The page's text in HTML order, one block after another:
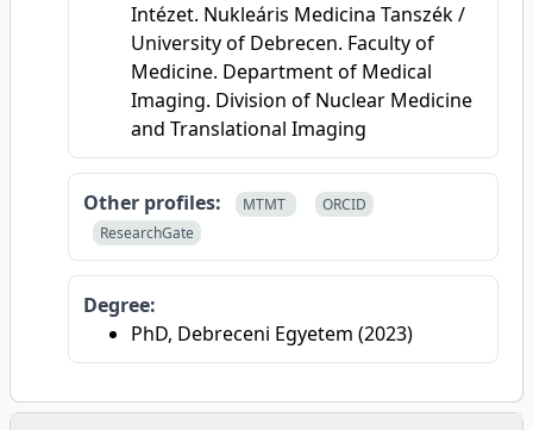
Intézet. Nukleáris Medicina Tanszék /
University of Debrecen. Faculty of
Medicine. Department of Medical
Imaging. Division of Nuclear Medicine
and Translational Imaging
Other profiles: MTMT
ORCID
ResearchGate
Degree:
PhD, Debreceni Egyetem (2023)